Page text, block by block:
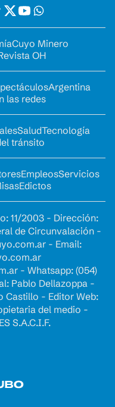
Cuyo Minero
OH
Argentina
las redes
SaludTecnología
tránsito
EmpleosServicios
Edictos
11/2003 - Dirección:
de Circunvalación -
- Email:
- Whatsapp: (054)
Pablo Dellazoppa -
Castillo - Editor Web:
del medio -
S.A.C.I.F.